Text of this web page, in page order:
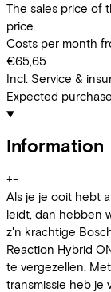
The sales price of
price.
Costs per month
€65,65
Incl. Service &
Expected
Information
+−
Als je je ooit hebt
leidt, dan hebben
z'n krachtige
Reaction Hybrid
te vergezellen.
transmissie heb je